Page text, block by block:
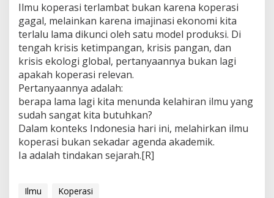
Ilmu koperasi terlambat bukan karena koperasi
gagal, melainkan karena imajinasi ekonomi kita
terlalu lama dikunci oleh satu model produksi. Di
tengah krisis ketimpangan, krisis pangan, dan
krisis ekologi global, pertanyaannya bukan lagi
apakah koperasi relevan.
Pertanyaannya adalah:
berapa lama lagi kita menunda kelahiran ilmu yang
sudah sangat kita butuhkan?
Dalam konteks Indonesia hari ini, melahirkan ilmu
koperasi bukan sekadar agenda akademik.
Ia adalah tindakan sejarah.[R]
Ilmu Koperasi